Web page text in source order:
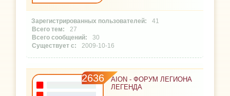
41
27
30
2009-10-16
2636
AION - ФОРУМ ЛЕГИОНА
ЛЕГЕНДА